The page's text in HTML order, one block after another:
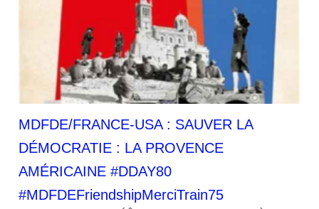
MDFDE/FRANCE-USA : SAUVER LA
DÉMOCRATIE : LA PROVENCE
AMÉRICAINE #DDAY80
#MDFDEFriendshipMerciTrain75